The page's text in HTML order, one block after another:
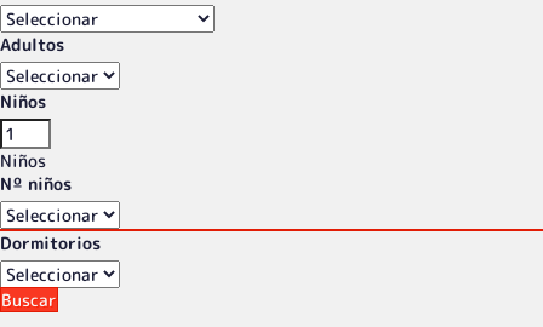
Adultos
Niños
Niños
Nº niños
Dormitorios
Buscar